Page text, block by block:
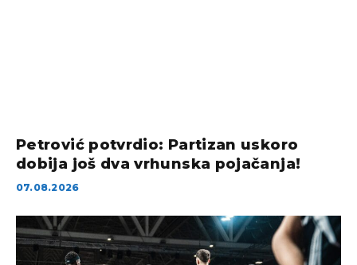
Petrović potvrdio: Partizan uskoro
dobija još dva vrhunska pojačanja!
07.08.2026